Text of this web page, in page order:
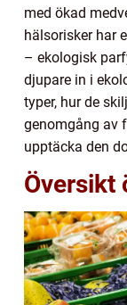
med ökad
hälsorisker har
– ekologisk
djupare in i
typer, hur de
genomgång av
upptäcka den
Översikt